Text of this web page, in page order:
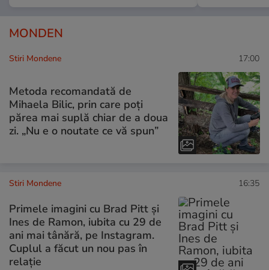
MONDEN
Stiri Mondene 17:00
Metoda recomandată de
Mihaela Bilic, prin care poți
părea mai suplă chiar de a doua
zi. „Nu e o noutate ce vă spun”
Stiri Mondene 16:35
Primele imagini cu Brad Pitt și
Ines de Ramon, iubita cu 29 de
ani mai tânără, pe Instagram.
Cuplul a făcut un nou pas în
relație